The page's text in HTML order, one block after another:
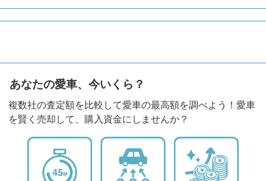
あなたの愛車、今いくら？
複数社の査定額を比較して愛車の最高額を調べよう！愛車
を賢く売却して、購入資金にしませんか？